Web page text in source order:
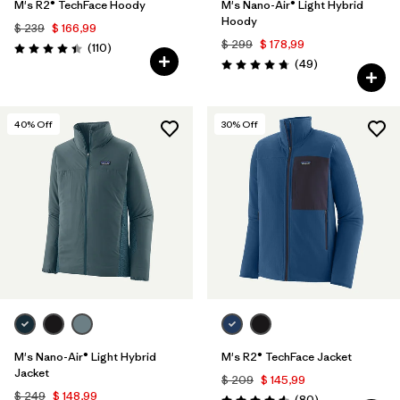
M's R2® TechFace Hoody
$ 239 $ 166,99
Valoración: 4.4 / 5
(110Comentarios
)
M's Nano-Air® Light Hybrid
Hoody
$ 299 $ 178,99
Valoración: 4.8 / 5
(49Comentarios
)
40% Off
M's Nano-Air® Light Hybrid
Jacket
$ 249 $ 148,99
30% Off
M's R2® TechFace Jacket
$ 209 $ 145,99